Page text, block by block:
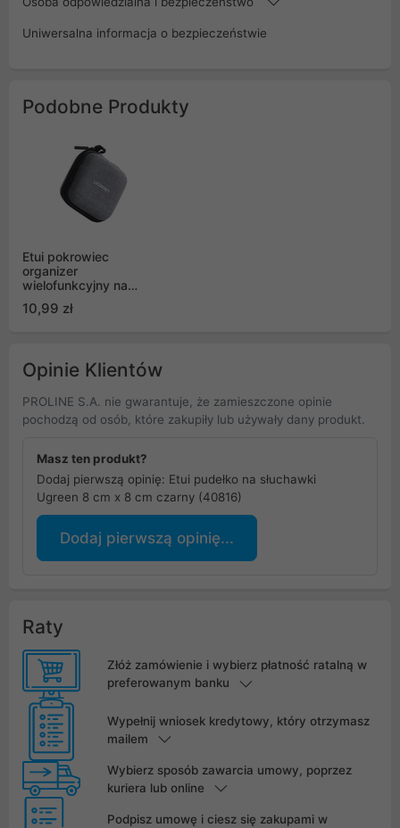
Uniwersalna informacja o bezpieczeństwie
Podobne Produkty
Etui pokrowiec
organizer
wielofunkcyjny na
(LP128)
10,99 zł
Opinie Klientów
PROLINE S.A. nie gwarantuje, że zamieszczone opinie
pochodzą od osób, które zakupiły lub używały dany produkt.
Masz ten produkt?
Dodaj pierwszą opinię: Etui pudełko na słuchawki
Ugreen 8 cm x 8 cm czarny (40816)
Dodaj pierwszą opinię...
Raty
Złóż zamówienie i wybierz płatność ratalną w
preferowanym banku
Wypełnij wniosek kredytowy, który otrzymasz
mailem
Wybierz sposób zawarcia umowy, poprzez
kuriera lub online
Podpisz umowę i ciesz się zakupami w